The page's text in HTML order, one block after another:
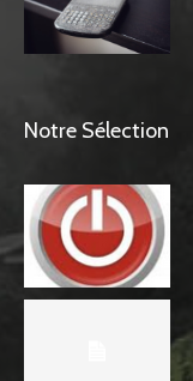
Notre Sélection